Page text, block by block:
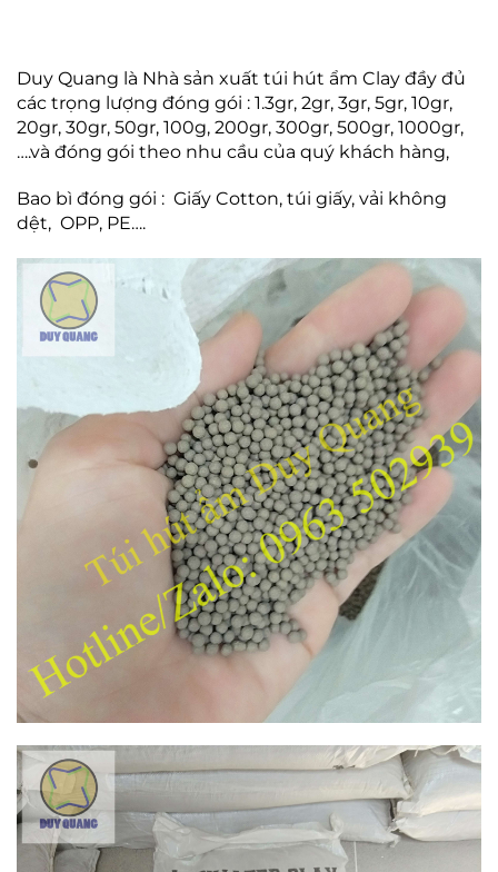
Duy Quang là Nhà sản xuất túi hút ẩm Clay đầy đủ
các trọng lượng đóng gói : 1.3gr, 2gr, 3gr, 5gr, 10gr,
20gr, 30gr, 50gr, 100g, 200gr, 300gr, 500gr, 1000gr,
….và đóng gói theo nhu cầu của quý khách hàng,
Bao bì đóng gói : Giấy Cotton, túi giấy, vải không
dệt, OPP, PE….